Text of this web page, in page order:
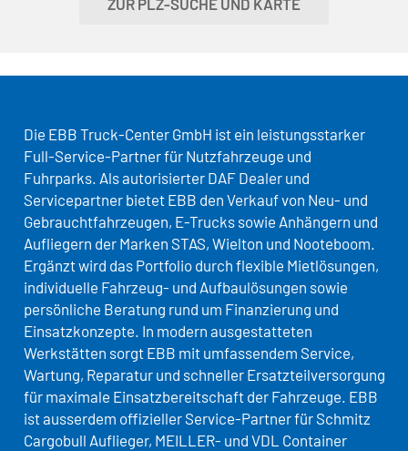
Die EBB Truck-Center GmbH ist ein leistungsstarker
Full-Service-Partner für Nutzfahrzeuge und
Fuhrparks. Als autorisierter DAF Dealer und
Servicepartner bietet EBB den Verkauf von Neu- und
Gebrauchtfahrzeugen, E-Trucks sowie Anhängern und
Aufliegern der Marken STAS, Wielton und Nooteboom.
Ergänzt wird das Portfolio durch flexible Mietlösungen,
individuelle Fahrzeug- und Aufbaulösungen sowie
persönliche Beratung rund um Finanzierung und
Einsatzkonzepte. In modern ausgestatteten
Werkstätten sorgt EBB mit umfassendem Service,
Wartung, Reparatur und schneller Ersatzteilversorgung
für maximale Einsatzbereitschaft der Fahrzeuge. EBB
ist ausserdem offizieller Service-Partner für Schmitz
Cargobull Auflieger, MEILLER- und VDL Container